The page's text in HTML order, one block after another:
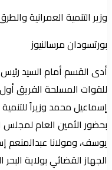
إلكترونيا
وزير التنمية العمرانية
بورتسودان مرسالنيوز
أدى القسم أمام السيد رئيس
للقوات المسلحة الفريق
إسماعيل محمد وزيراً
بحضور الأمين العام لمجلس
يوسف، ومولانا
الجهاز القضائي بولاية البحر